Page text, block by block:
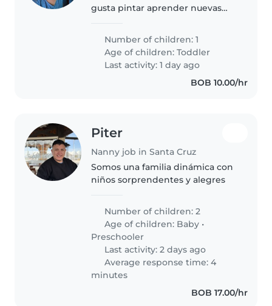
gusta pintar aprender nuevas
Number of children: 1
Age of children:Toddler
Last activity: 1 day ago
BOB 10.00/hr
Piter
Nanny job in Santa Cruz
Somos una familia dinámica con
niños sorprendentes y alegres
Number of children: 2
Age of children: Baby •
Preschooler
Last activity: 2 days ago
Average response time: 4
minutes
BOB 17.00/hr